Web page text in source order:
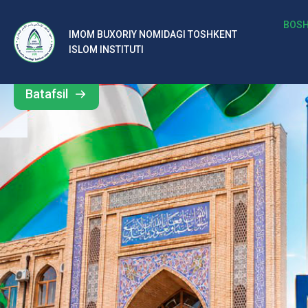
IMOM BUXORIY NOMIDAGI TOSHKENT
ISLOM INSTITUTI
b
al
ar
o‘
rt
a
si
d
Barcha
yangiliklar
Batafsil